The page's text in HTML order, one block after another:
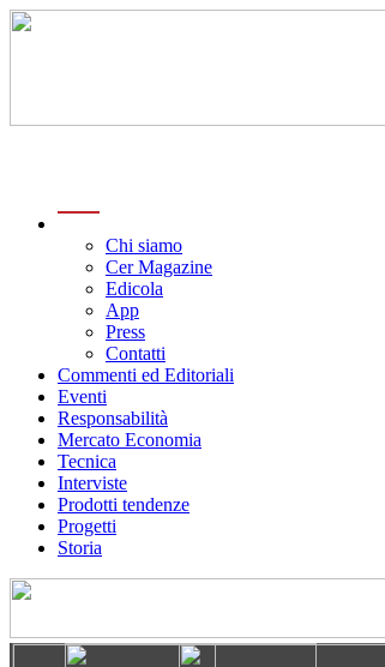
Chi siamo
Cer Magazine
Edicola
App
Press
Contatti
Commenti ed Editoriali
Eventi
Responsabilità
Mercato Economia
Tecnica
Interviste
Prodotti tendenze
Progetti
Storia